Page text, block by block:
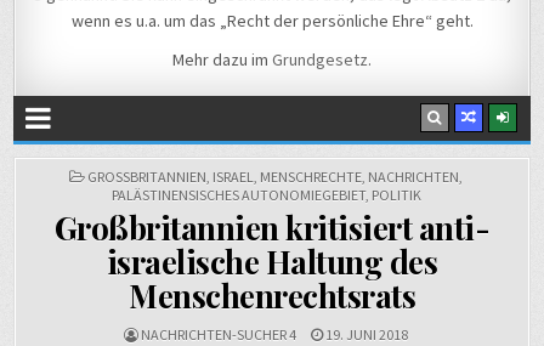
wenn es u.a. um das „Recht der persönliche Ehre“ geht.
Mehr dazu im Grundgesetz.
POSTED
GROSSBRITANNIEN , ISRAEL, MENSCHRECHTE, NACHRICHTEN,
PALÄSTINENSISCHES AUTONOMIEGEBIET, POLITIK
Großbritannien kritisiert anti-
israelische Haltung des
Menschenrechtsrats
NACHRICHTEN-SUCHER 4 19. JUNI 2018